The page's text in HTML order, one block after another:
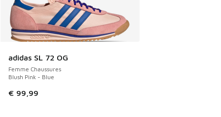
adidas SL 72 OG
Femme Chaussures
Blush Pink - Blue
€ 99,99